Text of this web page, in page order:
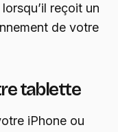
reçoit un
de votre
tablette
iPhone ou